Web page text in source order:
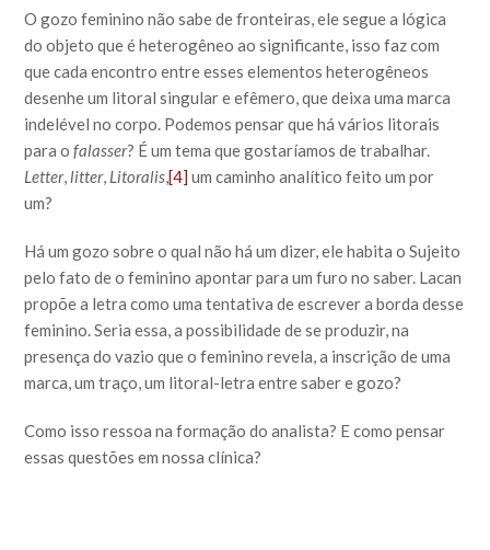
O gozo feminino não sabe de fronteiras, ele segue a lógica
do objeto que é heterogêneo ao significante, isso faz com
que cada encontro entre esses elementos heterogêneos
desenhe um litoral singular e efêmero, que deixa uma marca
indelével no corpo. Podemos pensar que há vários litorais
para o falasser? É um tema que gostaríamos de trabalhar.
Letter,litter, Litoralis,[4] um caminho analítico feito um por
um?
Há um gozo sobre o qual não há um dizer, ele habita o Sujeito
pelo fato de o feminino apontar para um furo no saber. Lacan
propõe a letra como uma tentativa de escrever a borda desse
feminino. Seria essa, a possibilidade de se produzir, na
presença do vazio que o feminino revela, a inscrição de uma
marca, um traço, um litoral-letra entre saber e gozo?
Como isso ressoa na formação do analista? E como pensar
essas questões em nossa clínica?